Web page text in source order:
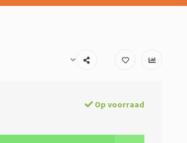
Op voorraad